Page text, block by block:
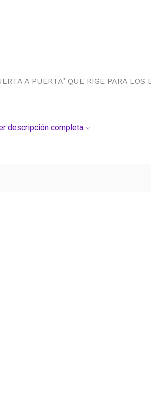
A PUERTA" QUE RIGE PARA
descripción completa